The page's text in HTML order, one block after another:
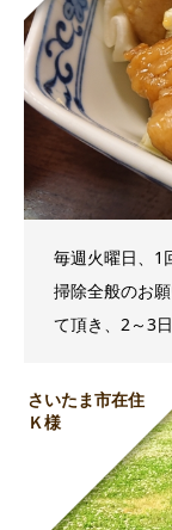
毎週火曜日、1
掃除全般のお
て頂き、2～3
さいたま市在住
Ｋ様